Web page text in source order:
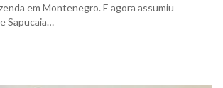
em Montenegro. E agora assumiu
Sapucaia…